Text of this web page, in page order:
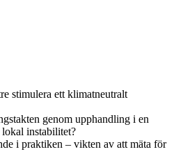
stimulera ett klimatneutralt
genom upphandling i en
instabilitet?
i praktiken – vikten av att mäta för